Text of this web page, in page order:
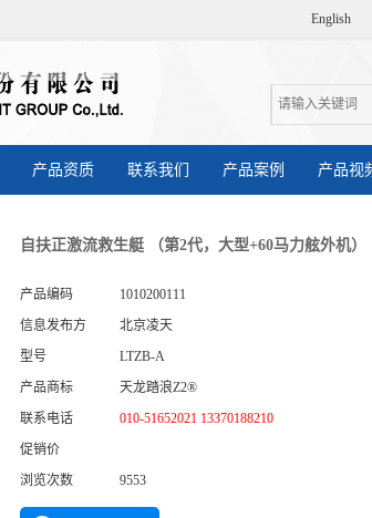
English
产品资质 联系我们 产品案例 产品视
自扶正激流救生艇 （第2代，大型+60马力舷外机）
产品编码
1010200111
信息发布方
北京凌天
型号
LTZB-A
产品商标
天龙踏浪Z2®
联系电话
010-51652021 13370188210
促销价
浏览次数
9553